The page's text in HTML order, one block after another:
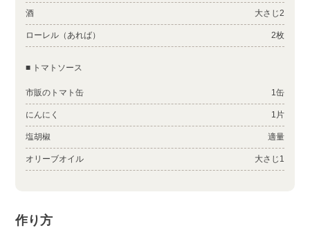
酒 大さじ2
ローレル（あれば） 2枚
■ トマトソース
市販のトマト缶 1缶
にんにく 1片
塩胡椒 適量
オリーブオイル 大さじ1
作り方